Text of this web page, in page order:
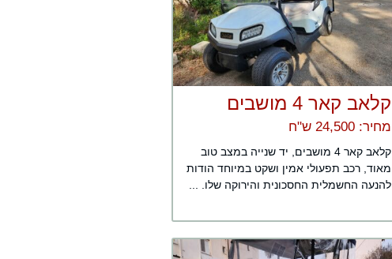
קלאב קאר 4 מושבים
מחיר: 24,500 ש"ח
קלאב קאר 4 מושבים, יד שנייה במצב טוב
מאוד, רכב תפעולי אמין ושקט במיוחד הודות
להנעה החשמלית החסכונית והירוקה שלו. ...